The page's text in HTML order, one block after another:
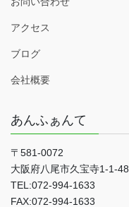
アクセス
ブログ
会社概要
あんふぁんて
〒581-0072
大阪府八尾市久宝寺1-1-48
TEL:072-994-1633
FAX:072-994-1633